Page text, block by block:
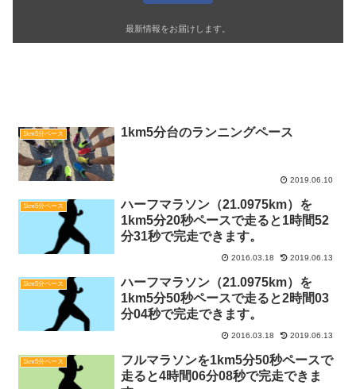
最新情報をお届けします。
1km5分ペース 1km5分台のランニングペース
2019.06.10
1km5分ペース
ハーフマラソン（21.0975km）を
1km5分20秒ペースで走ると1時間52
分31秒で完走できます。
2016.03.18 2019.06.13
1km5分ペース
ハーフマラソン（21.0975km）を
1km5分50秒ペースで走ると2時間03
分04秒で完走できます。
2016.03.18 2019.06.13
1km5分ペース
フルマラソンを1km5分50秒ペースで
走ると4時間06分08秒で完走できま